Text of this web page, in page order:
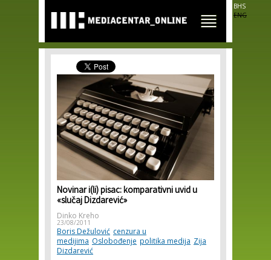
main
content
BHS
ENG
Novinar i(li) pisac: komparativni uvid u
«slučaj Dizdarević»
Dinko Kreho
23/08/2011
Boris Dežulović cenzura u
medijima Oslobođenje politika medija Zija
Dizdarević